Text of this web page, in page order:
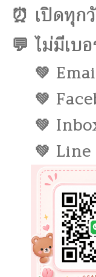
⏰ เปิดทุ
💬 ไม่มีเบ
💚
💚
💚
💚 Line